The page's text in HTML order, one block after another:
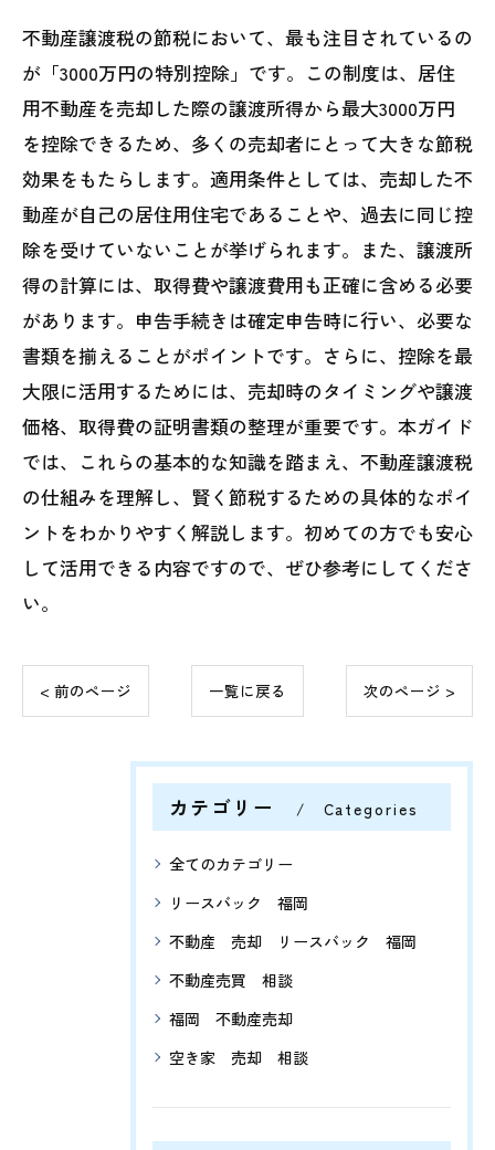
不動産譲渡税の節税において、最も注目されているの
が「3000万円の特別控除」です。この制度は、居住
用不動産を売却した際の譲渡所得から最大3000万円
を控除できるため、多くの売却者にとって大きな節税
効果をもたらします。適用条件としては、売却した不
動産が自己の居住用住宅であることや、過去に同じ控
除を受けていないことが挙げられます。また、譲渡所
得の計算には、取得費や譲渡費用も正確に含める必要
があります。申告手続きは確定申告時に行い、必要な
書類を揃えることがポイントです。さらに、控除を最
大限に活用するためには、売却時のタイミングや譲渡
価格、取得費の証明書類の整理が重要です。本ガイド
では、これらの基本的な知識を踏まえ、不動産譲渡税
の仕組みを理解し、賢く節税するための具体的なポイ
ントをわかりやすく解説します。初めての方でも安心
して活用できる内容ですので、ぜひ参考にしてくださ
い。
< 前のページ 一覧に戻る 次のページ >
カテゴリー Categories
全てのカテゴリー
リースバック 福岡
不動産 売却 リースバック 福岡
不動産売買 相談
福岡 不動産売却
空き家 売却 相談